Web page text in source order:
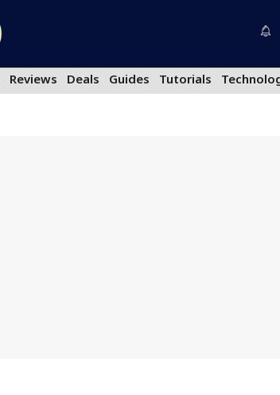
Reviews Deals Guides Tutorials